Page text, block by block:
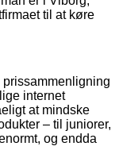
til at køre
prissammenligning
internet
at mindske
– til juniorer,
og endda